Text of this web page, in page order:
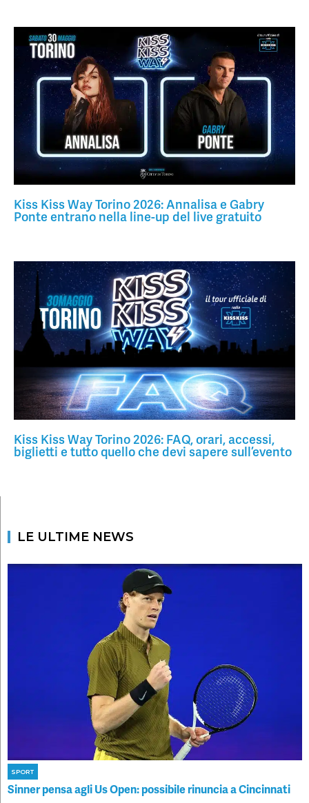
Kiss Kiss Way Torino 2026: Annalisa e Gabry
Ponte entrano nella line-up del live gratuito
Kiss Kiss Way Torino 2026: FAQ, orari, accessi,
biglietti e tutto quello che devi sapere sull’evento
LE ULTIME NEWS
SPORT
Sinner pensa agli Us Open: possibile rinuncia a Cincinnati